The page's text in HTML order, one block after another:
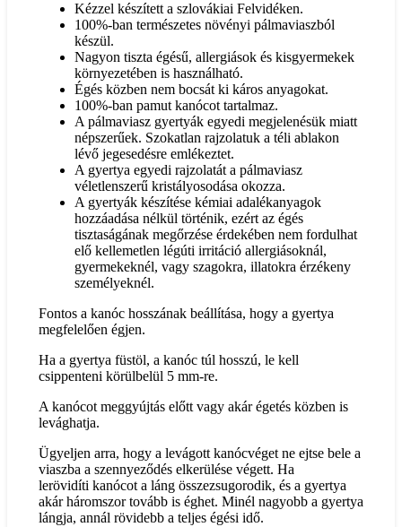
Kézzel készített a szlovákiai Felvidéken.
100%-ban természetes növényi pálmaviaszból
készül.
Nagyon tiszta égésű, allergiások és kisgyermekek
környezetében is használható.
Égés közben nem bocsát ki káros anyagokat.
100%-ban pamut kanócot tartalmaz.
A pálmaviasz gyertyák egyedi megjelenésük miatt
népszerűek. Szokatlan rajzolatuk a téli ablakon
lévő jegesedésre emlékeztet.
A gyertya egyedi rajzolatát a pálmaviasz
véletlenszerű kristályosodása okozza.
A gyertyák készítése kémiai adalékanyagok
hozzáadása nélkül történik, ezért az égés
tisztaságának megőrzése érdekében nem fordulhat
elő kellemetlen légúti irritáció allergiásoknál,
gyermekeknél, vagy szagokra, illatokra érzékeny
személyeknél.
Fontos a kanóc hosszának beállítása, hogy a gyertya
megfelelően égjen.
Ha a gyertya füstöl, a kanóc túl hosszú, le kell
csippenteni körülbelül 5 mm-re.
A kanócot meggyújtás előtt vagy akár égetés közben is
levághatja.
Ügyeljen arra, hogy a levágott kanócvéget ne ejtse bele a
viaszba a szennyeződés elkerülése végett. Ha
lerövidíti kanócot a láng összezsugorodik, és a gyertya
akár háromszor tovább is éghet. Minél nagyobb a gyertya
lángja, annál rövidebb a teljes égési idő.